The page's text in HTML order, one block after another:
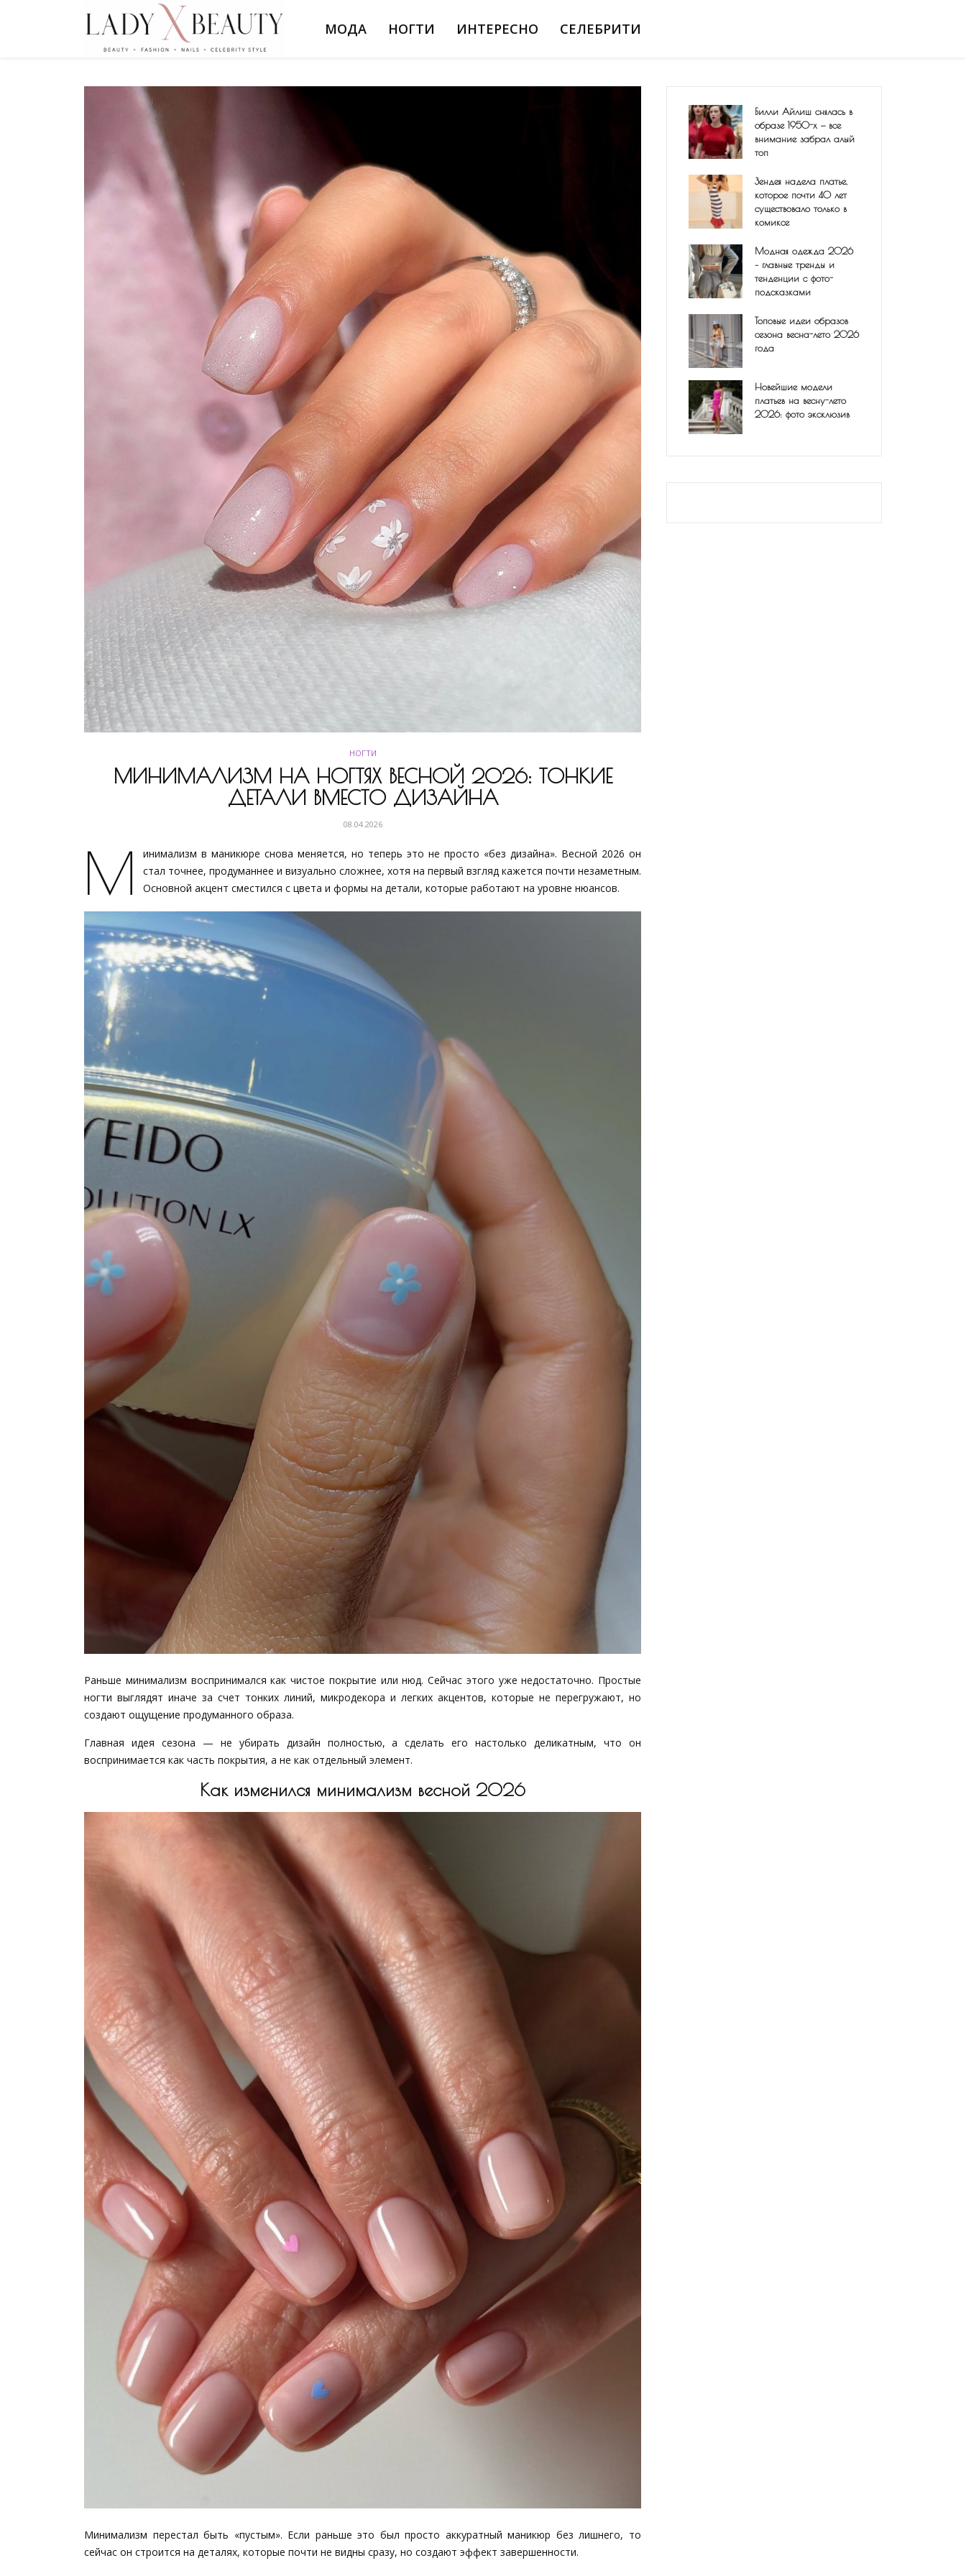
МОДА НОГТИ ИНТЕРЕСНО СЕЛЕБРИТИ
НОГТИ
МИНИМАЛИЗМ НА НОГТЯХ ВЕСНОЙ 2026: ТОНКИЕ
ДЕТАЛИ ВМЕСТО ДИЗАЙНА
08.04.2026
М
инимализм в маникюре снова меняется, но теперь это не просто «без дизайна». Весной 2026 он
стал точнее, продуманнее и визуально сложнее, хотя на первый взгляд кажется почти незаметным.
Основной акцент сместился с цвета и формы на детали, которые работают на уровне нюансов.
Раньше минимализм воспринимался как чистое покрытие или нюд. Сейчас этого уже недостаточно. Простые
ногти выглядят иначе за счет тонких линий, микродекора и легких акцентов, которые не перегружают, но
создают ощущение продуманного образа.
Главная идея сезона — не убирать дизайн полностью, а сделать его настолько деликатным, что он
воспринимается как часть покрытия, а не как отдельный элемент.
Как изменился минимализм весной 2026
Минимализм перестал быть «пустым». Если раньше это был просто аккуратный маникюр без лишнего, то
сейчас он строится на деталях, которые почти не видны сразу, но создают эффект завершенности.
Билли Айлиш снялась в
образе 1950-х — все
внимание забрал алый
топ
Зендея надела платье,
которое почти 40 лет
существовало только в
комиксе
Модная одежда 2026
– главные тренды и
тенденции с фото-
подсказками
Топовые идеи образов
сезона весна-лето 2026
года
Новейшие модели
платьев на весну-лето
2026: фото эксклюзив